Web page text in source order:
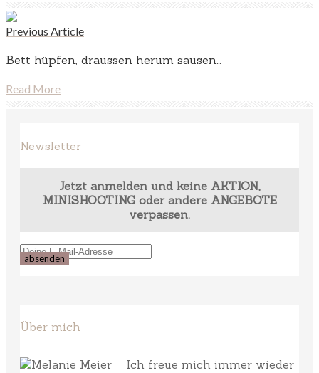
Previous Article
Bett hüpfen, draussen herum sausen…
Read More
Newsletter
Jetzt anmelden und keine AKTION,
MINISHOOTING oder andere ANGEBOTE
verpassen.
Über mich
Ich freue mich immer wieder